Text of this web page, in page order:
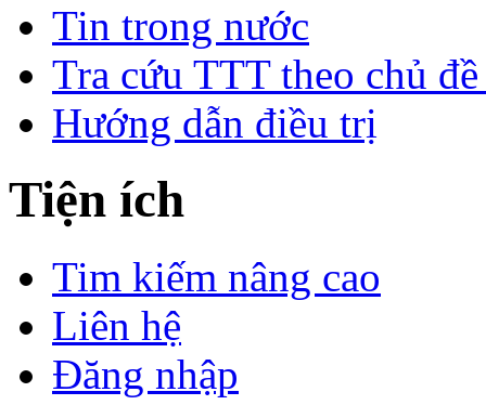
Tin trong nước
Tra cứu TTT theo chủ
Hướng dẫn điều trị
Tiện ích
Tim kiếm nâng cao
Liên hệ
Đăng nhập